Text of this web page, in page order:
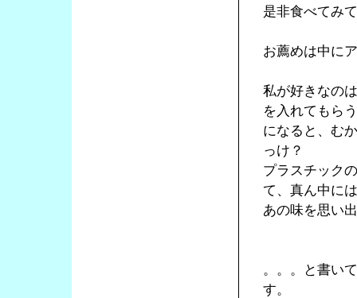
是非食べてみ
お薦めは中に
私が好きなの
を入れてもら
になると、む
っけ？
プラスチック
て、真ん中に
あの味を思い
。。。と書い
す。